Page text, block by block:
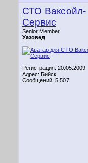
СТО Ваксойл-
Сервис
Senior Member
Уазовед
Регистрация: 20.05.2009
Адрес: Бийск
Сообщений: 5,507